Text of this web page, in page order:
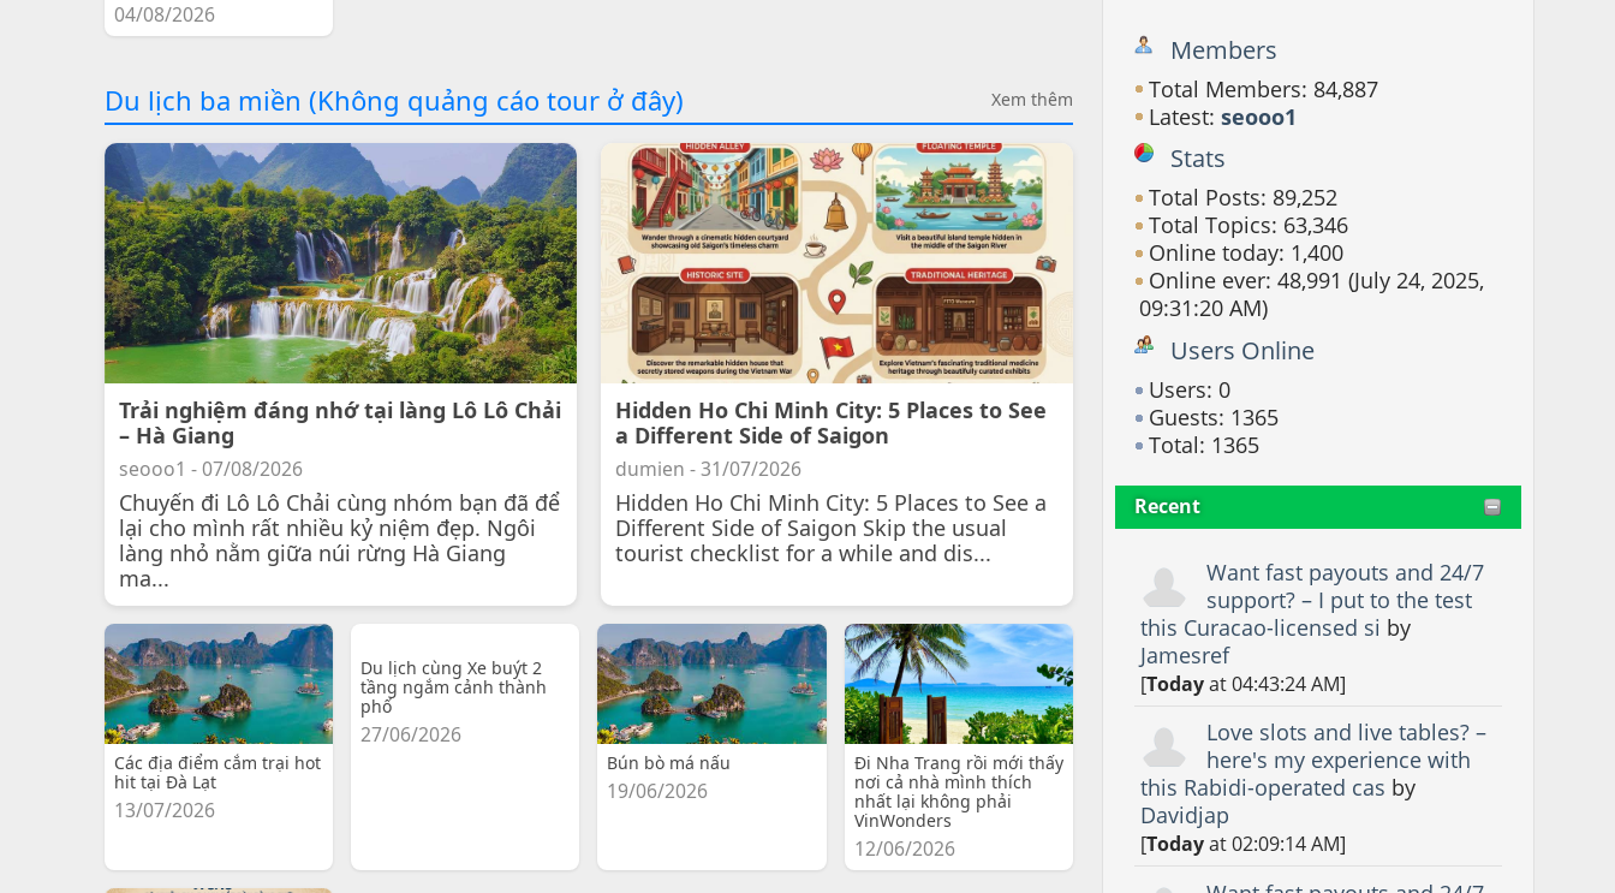
Members
Total Members: 84,887
Latest:seooo1
Stats
Total Posts: 89,252
Total Topics: 63,346
Online today: 1,400
Online ever: 48,991 (July 24, 2025,
09:31:20 AM)
Users Online
Users: 0
Guests: 1365
Total: 1365
Recent
Want fast payouts and 24/7
support? – I put to the test
this Curacao-licensed si by
Jamesref
[Todayat 04:43:24 AM]
Love slots and live tables? –
here's my experience with
this Rabidi-operated cas by
Davidjap
[Todayat 02:09:14 AM]
04/08/2026
Du lịch ba miền (Không quảng cáo tour ở đây) Xem thêm
Trải nghiệm đáng nhớ tại làng Lô Lô Chải
– Hà Giang
seooo1 - 07/08/2026
Chuyến đi Lô Lô Chải cùng nhóm bạn đã để
lại cho mình rất nhiều kỷ niệm đẹp. Ngôi
làng nhỏ nằm giữa núi rừng Hà Giang
ma...
Hidden Ho Chi Minh City: 5 Places to See
a Different Side of Saigon
dumien - 31/07/2026
Hidden Ho Chi Minh City: 5 Places to See a
Different Side of Saigon Skip the usual
tourist checklist for a while and dis...
Các địa điểm cắm trại hot
hit tại Đà Lạt
13/07/2026
Du lịch cùng Xe buýt 2
tầng ngắm cảnh thành
phố
27/06/2026
Bún bò má nấu
19/06/2026
Đi Nha Trang rồi mới thấy
nơi cả nhà mình thích
nhất lại không phải
VinWonders
12/06/2026